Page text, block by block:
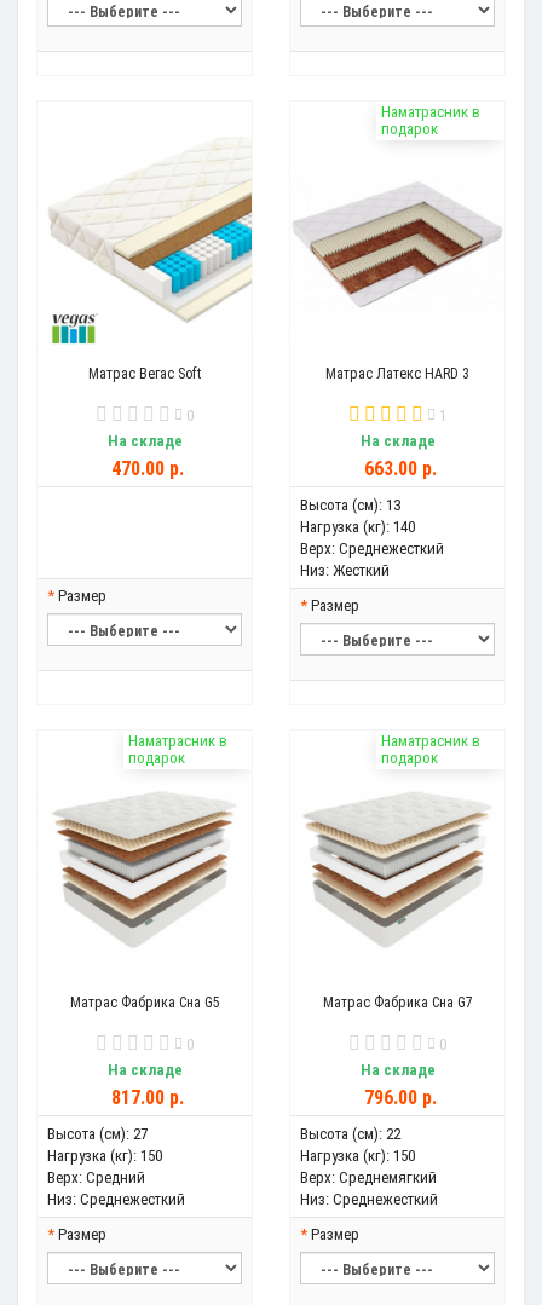
Матрас Вегас Soft
0
На складе
470.00 р.
Размер
Наматрасник в
подарок
Матрас Латекс HARD 3
1
На складе
663.00 р.
Высота (см): 13
Нагрузка (кг): 140
Верх: Среднежесткий
Низ: Жесткий
Размер
Наматрасник в
подарок
Матрас Фабрика Сна G5
0
На складе
817.00 р.
Высота (см): 27
Нагрузка (кг): 150
Верх: Средний
Низ: Среднежесткий
Размер
Наматрасник в
подарок
Матрас Фабрика Сна G7
0
На складе
796.00 р.
Высота (см): 22
Нагрузка (кг): 150
Верх: Среднемягкий
Низ: Среднежесткий
Размер